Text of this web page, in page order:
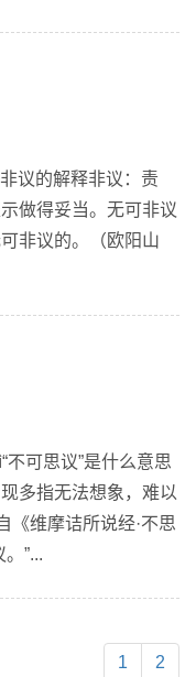
议的解释非议：责
做得妥当。无可非议
非议的。（欧阳山
不可思议”是什么意思
多指无法想象，难以
《维摩诘所说经·不思
”...
1 2